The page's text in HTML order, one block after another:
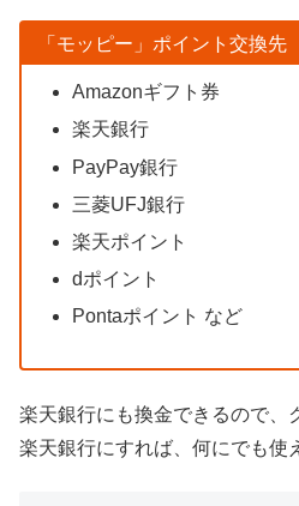
「モッピー」ポイント交換先
Amazonギフト券
楽天銀行
PayPay銀行
三菱UFJ銀行
楽天ポイント
dポイント
Pontaポイント など
楽天銀行にも換金できるので、
楽天銀行にすれば、何にでも使